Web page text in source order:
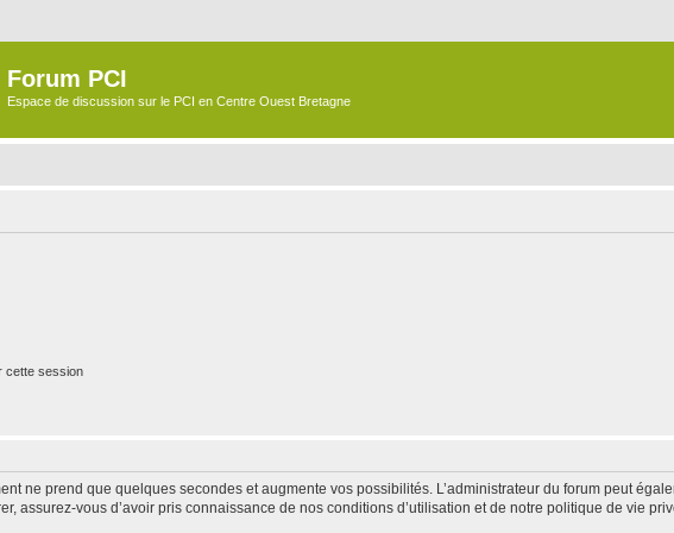
Forum PCI
Espace de discussion sur le PCI en Centre Ouest Bretagne
cette session
ne prend que quelques secondes et augmente vos possibilités. L’administrateur du forum peut
assurez-vous d’avoir pris connaissance de nos conditions d’utilisation et de notre politique de vie